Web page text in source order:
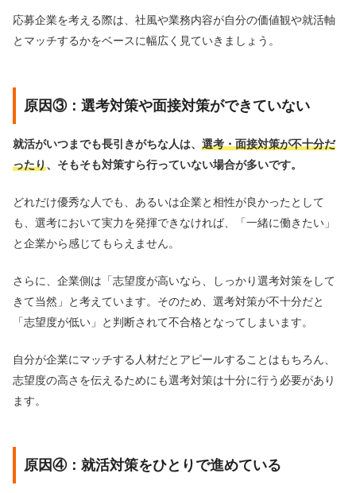
応募企業を考える際は、社風や業務内容が自分の価値観や就活軸
とマッチするかをベースに幅広く見ていきましょう。
原因③：選考対策や面接対策ができていない
就活がいつまでも長引きがちな人は、 選考・面接対策が不十分だ
ったり、そもそも対策すら行っていない場合が多いです。
どれだけ優秀な人でも、あるいは企業と相性が良かったとして
も、選考において実力を発揮できなければ、「一緒に働きたい」
と企業から感じてもらえません。
さらに、企業側は「志望度が高いなら、しっかり選考対策をして
きて当然」と考えています。そのため、選考対策が不十分だと
「志望度が低い」と判断されて不合格となってしまいます。
自分が企業にマッチする人材だとアピールすることはもちろん、
志望度の高さを伝えるためにも選考対策は十分に行う必要があり
ます。
原因④：就活対策をひとりで進めている